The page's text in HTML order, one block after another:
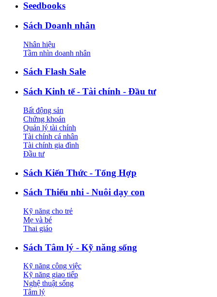
Seedbooks
Sách Doanh nhân
Nhân hiệu
Tầm nhìn doanh nhân
Sách Flash Sale
Sách Kinh tế - Tài chính - Đầu tư
Bất động sản
Chứng khoán
Quản lý tài chính
Tài chính cá nhân
Tài chính gia đình
Đầu tư
Sách Kiến Thức - Tổng Hợp
Sách Thiếu nhi - Nuôi dạy con
Kỹ năng cho trẻ
Mẹ và bé
Thai giáo
Sách Tâm lý - Kỹ năng sống
Kỹ năng công việc
Kỹ năng giao tiếp
Nghệ thuật sống
Tâm lý